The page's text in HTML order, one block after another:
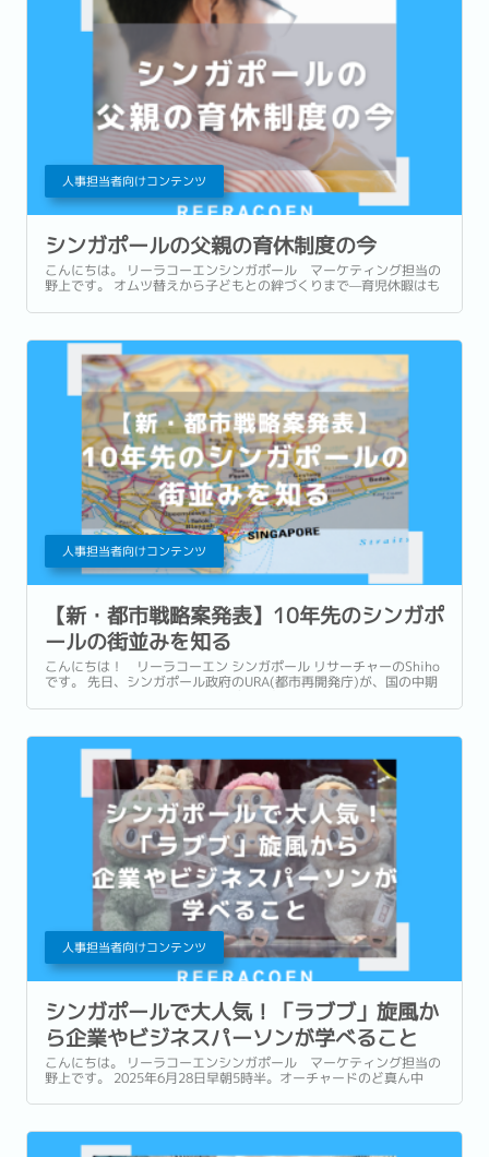
人事担当者向けコンテンツ
シンガポールの父親の育休制度の今
こんにちは。 リーラコーエンシンガポール マーケティング担当の
野上です。 オムツ替えから子どもとの絆づくりまで—育児休暇はも
働き方、そして国としてのサステナビリティを象徴する重要な制度
人事担当者向けコンテンツ
【新・都市戦略案発表】10年先のシンガポ
ールの街並みを知る
こんにちは！ リーラコーエン シンガポール リサーチャーのShiho
です。 先日、シンガポール政府のURA(都市再開発庁)が、国の中期
2025)を発表しました。...
人事担当者向けコンテンツ
シンガポールで大人気！「ラブブ」旋風か
ら企業やビジネスパーソンが学べること
こんにちは。 リーラコーエンシンガポール マーケティング担当の
野上です。 2025年6月28日早朝5時半。オーチャードのど真ん中
ました。 お目当ては、キャラクター「Labubu(ラブブ)」シリーズ